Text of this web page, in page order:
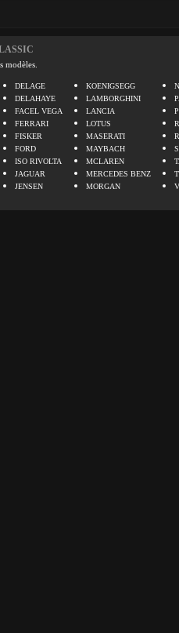
modèles.
DELAGE
DELAHAYE
FACEL VEGA
FERRARI
FISKER
FORD
ISO RIVOLTA
JAGUAR
JENSEN
KOENIGSEGG
LAMBORGHINI
LANCIA
LOTUS
MASERATI
MAYBACH
MCLAREN
MERCEDES BENZ
MORGAN